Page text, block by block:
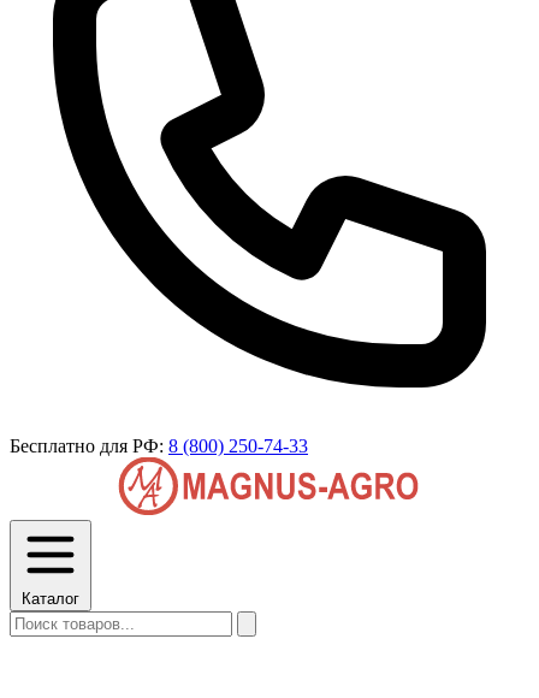
Бесплатно для РФ: 8 (800) 250-74-33
Каталог